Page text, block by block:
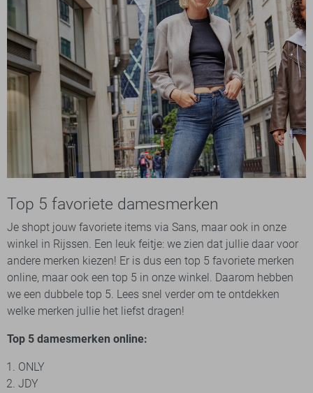
Top 5 favoriete damesmerken
Je shopt jouw favoriete items via Sans, maar ook in onze
winkel in Rijssen. Een leuk feitje: we zien dat jullie daar voor
andere merken kiezen! Er is dus een top 5 favoriete merken
online, maar ook een top 5 in onze winkel. Daarom hebben
we een dubbele top 5. Lees snel verder om te ontdekken
welke merken jullie het liefst dragen!
Top 5 damesmerken online:
ONLY
JDY